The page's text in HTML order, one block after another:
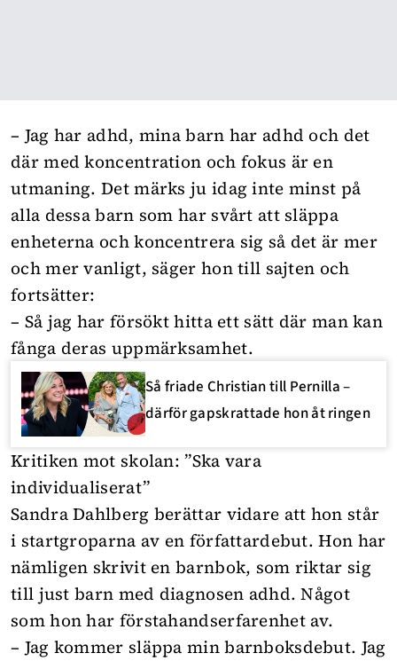
– Jag har adhd, mina barn har adhd och det
där med koncentration och fokus är en
utmaning. Det märks ju idag inte minst på
alla dessa barn som har svårt att släppa
enheterna och koncentrera sig så det är mer
och mer vanligt, säger hon till sajten och
fortsätter:
– Så jag har försökt hitta ett sätt där man kan
fånga deras uppmärksamhet.
Så friade Christian till Pernilla –
därför gapskrattade hon åt ringen
Kritiken mot skolan: ”Ska vara
individualiserat”
Sandra Dahlberg berättar vidare att hon står
i startgroparna av en författardebut. Hon har
nämligen skrivit en barnbok, som riktar sig
till just barn med diagnosen adhd. Något
som hon har förstahandserfarenhet av.
– Jag kommer släppa min barnboksdebut. Jag